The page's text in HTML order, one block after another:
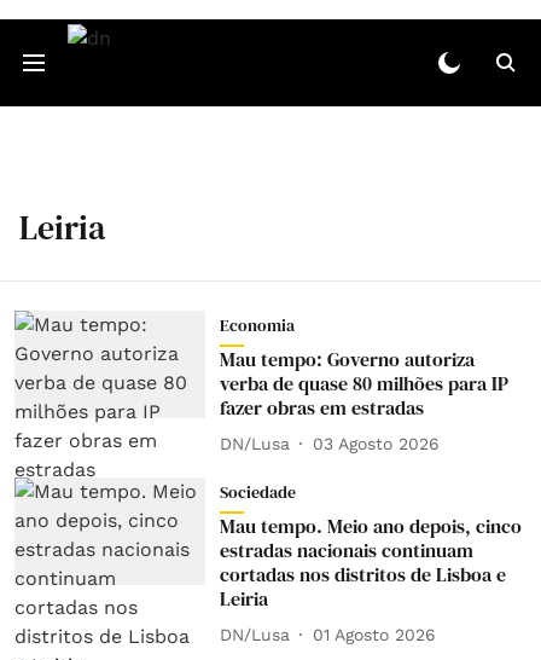
Leiria
Economia
Mau tempo: Governo autoriza
verba de quase 80 milhões para IP
fazer obras em estradas
DN/Lusa 03 Agosto 2026
Sociedade
Mau tempo. Meio ano depois, cinco
estradas nacionais continuam
cortadas nos distritos de Lisboa e
Leiria
DN/Lusa 01 Agosto 2026